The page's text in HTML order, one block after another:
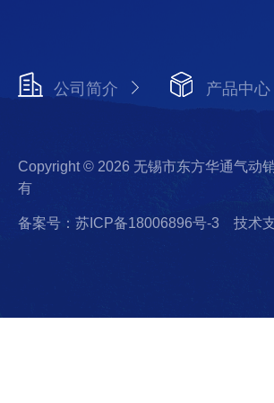
公司简介 产品中心
Copyright © 2026 无锡市东方华通气动
有
备案号：苏ICP备18006896号-3 技术